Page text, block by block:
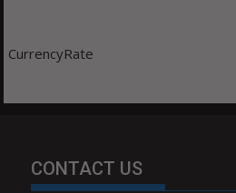
CurrencyRate
CONTACT US